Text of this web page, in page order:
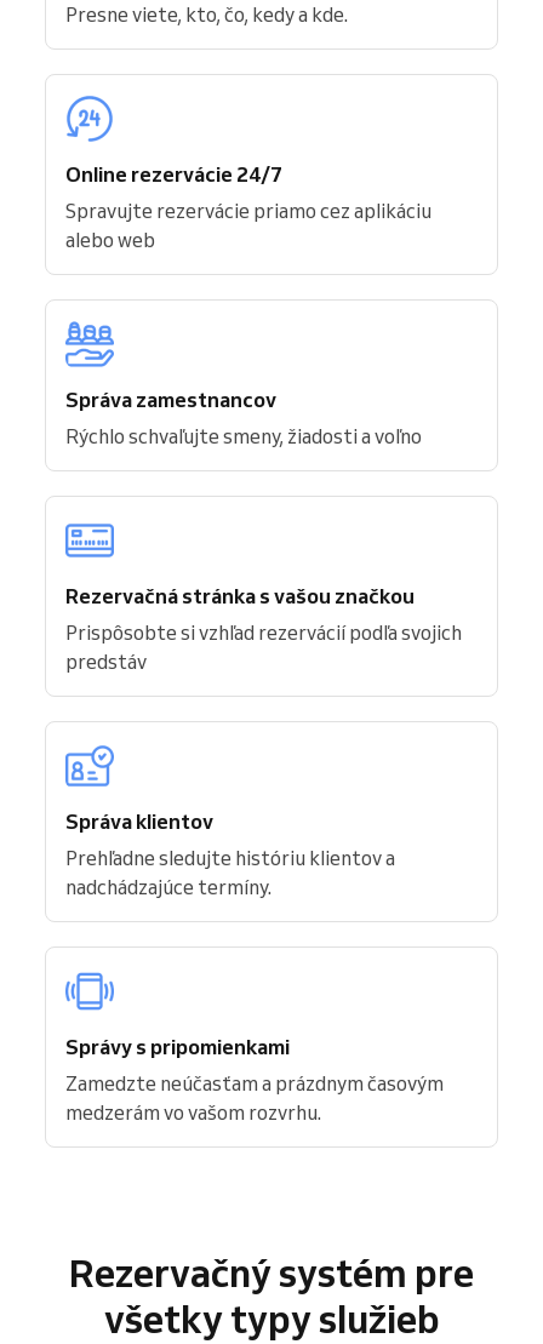
Presne viete, kto, čo, kedy a kde.
Online rezervácie 24/7
Spravujte rezervácie priamo cez aplikáciu
alebo web
Správa zamestnancov
Rýchlo schvaľujte smeny, žiadosti a voľno
Rezervačná stránka s vašou značkou
Prispôsobte si vzhľad rezervácií podľa svojich
predstáv
Správa klientov
Prehľadne sledujte históriu klientov a
nadchádzajúce termíny.
Správy s pripomienkami
Zamedzte neúčasťam a prázdnym časovým
medzerám vo vašom rozvrhu.
Rezervačný systém pre
všetky typy služieb